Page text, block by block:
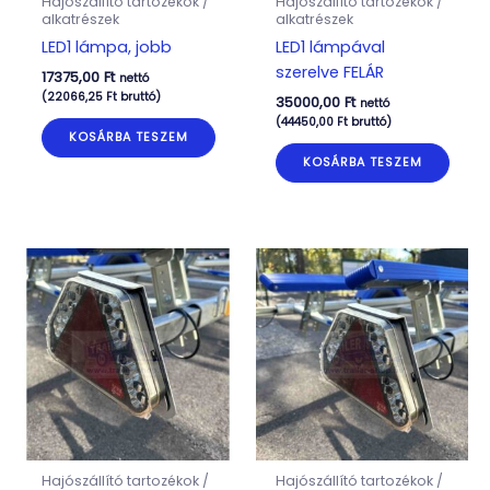
alkatrészek
LED1 lámpa, jobb
17375,00 Ft nettó
(22066,25 Ftbruttó)
KOSÁRBA TESZEM
alkatrészek
LED1 lámpával
szerelve FELÁR
35000,00 Ft nettó
(44450,00 Ftbruttó)
KOSÁRBA TESZEM
Hajószállító tartozékok /
Hajószállító tartozékok /